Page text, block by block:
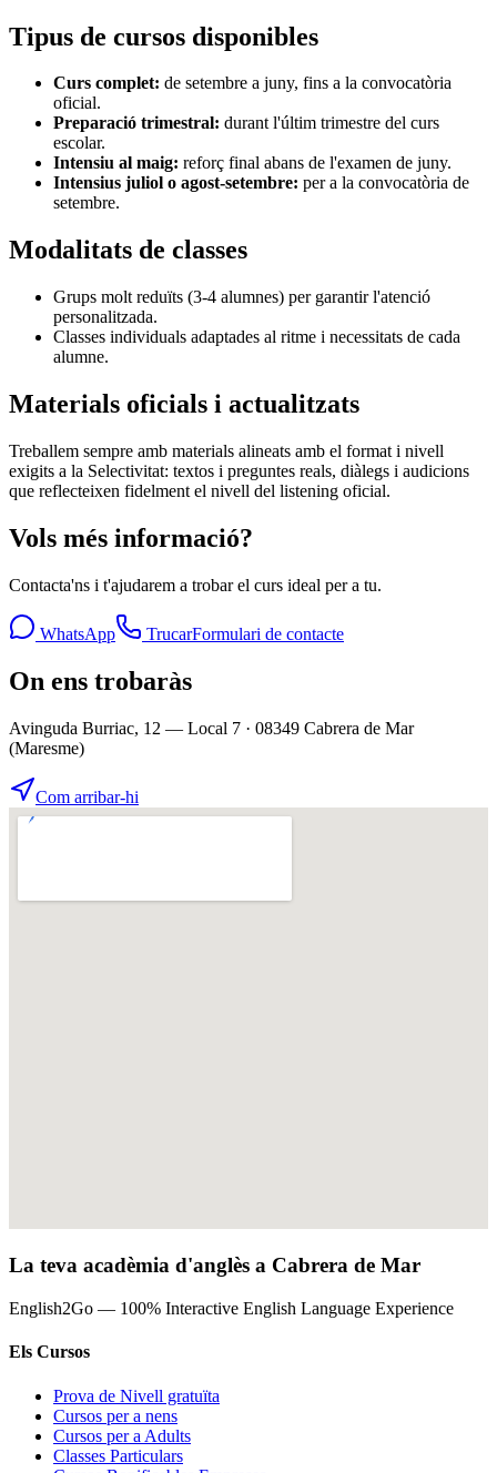
Tipus de cursos disponibles
Curs complet: de setembre a juny, fins a la convocatòria
oficial.
Preparació trimestral: durant l'últim trimestre del curs
escolar.
Intensiu al maig: reforç final abans de l'examen de juny.
Intensius juliol o agost-setembre: per a la convocatòria de
setembre.
Modalitats de classes
Grups molt reduïts (3-4 alumnes) per garantir l'atenció
personalitzada.
Classes individuals adaptades al ritme i necessitats de cada
alumne.
Materials oficials i actualitzats
Treballem sempre amb materials alineats amb el format i nivell
exigits a la Selectivitat: textos i preguntes reals, diàlegs i audicions
que reflecteixen fidelment el nivell del listening oficial.
Vols més informació?
Contacta'ns i t'ajudarem a trobar el curs ideal per a tu.
WhatsApp TrucarFormulari de contacte
On ens trobaràs
Avinguda Burriac, 12 — Local 7 · 08349 Cabrera de Mar
(Maresme)
Com arribar-hi
La teva acadèmia d'anglès a Cabrera de Mar
English2Go — 100% Interactive English Language Experience
Els Cursos
Prova de Nivell gratuïta
Cursos per a nens
Cursos per a Adults
Classes Particulars